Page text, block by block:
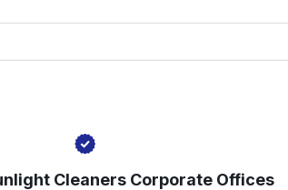
United States
Mostrar número
Cleaners Corporate Offices